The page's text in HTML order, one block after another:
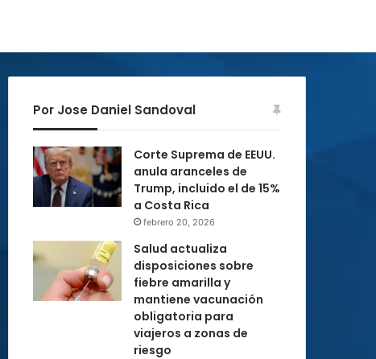
Por Jose Daniel Sandoval
Corte Suprema de EEUU.
anula aranceles de
Trump, incluido el de 15%
a Costa Rica
febrero 20, 2026
Salud actualiza
disposiciones sobre
fiebre amarilla y
mantiene vacunación
obligatoria para
viajeros a zonas de
riesgo